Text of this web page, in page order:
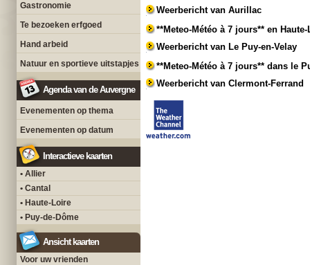
Gastronomie
Te bezoeken erfgoed
Hand arbeid
Natuur en sportieve uitstapjes
Agenda van de Auvergne
Evenementen op thema
Evenementen op datum
Interactieve kaarten
• Allier
• Cantal
• Haute-Loire
• Puy-de-Dôme
Ansicht kaarten
Voor uw vrienden
Weerbericht van Aurillac
**Meteo-Météo à 7 jours** en
Weerbericht van Le Puy-en-Velay
**Meteo-Météo à 7 jours** dans le
Weerbericht van Clermont-Ferrand